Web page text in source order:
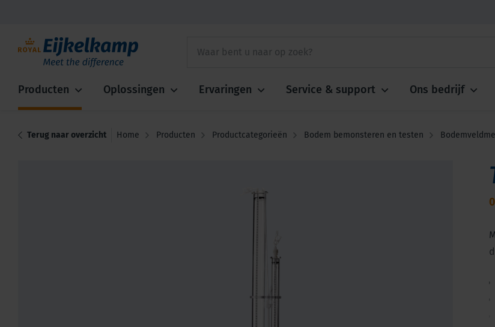
Producten Oplossingen Ervaringen Service & support Ons bedrijf
Terug naar overzicht Home Producten Productcategorieën Bodem bemonsteren en testen